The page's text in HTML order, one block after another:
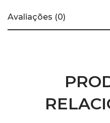
Avaliações (0)